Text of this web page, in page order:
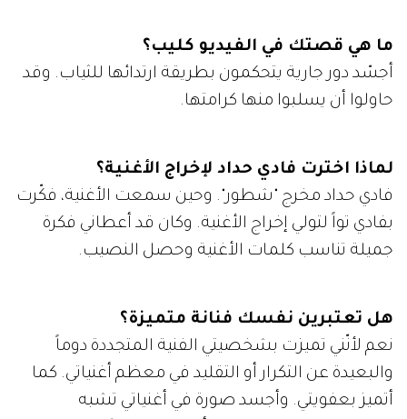
ما هي قصتك في الفيديو كليب؟
أجسّد دور جارية يتحكمون بطريقة ارتدائها للثياب. وقد
حاولوا أن يسلبوا منها كرامتها.
لماذا اخترت فادي حداد لإخراج الأغنية؟
فادي حداد مخرج "شطور". وحين سمعت الأغنية، فكّرت
بفادي تواً لتولي إخراج الأغنية. وكان قد أعطاني فكرة
جميلة تناسب كلمات الأغنية وحصل النصيب.
هل تعتبرين نفسك فنانة متميزة؟
نعم لأنّني تميزت بشخصيتي الفنية المتجددة دوماً
والبعيدة عن التكرار أو التقليد في معظم أغنياتي. كما
أتميز بعفويتي. وأجسد صورة في أغنياتي تشبه